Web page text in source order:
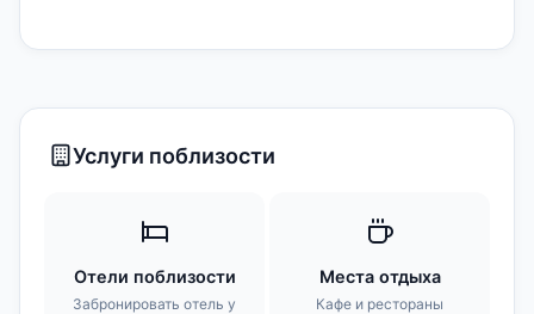
Услуги поблизости
Отели поблизости
Забронировать отель у
Места отдыха
Кафе и рестораны